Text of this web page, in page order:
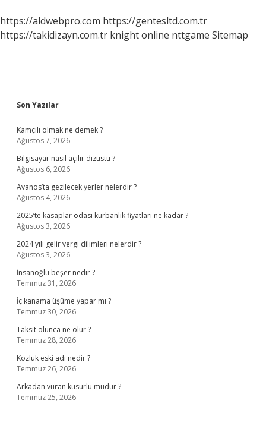
https://aldwebpro.com https://gentesltd.com.tr
https://takidizayn.com.tr knight online nttgame Sitemap
Sidebar
Son Yazılar
Kamçılı olmak ne demek ?
Ağustos 7, 2026
Bilgisayar nasıl açılır dizüstü ?
Ağustos 6, 2026
Avanos’ta gezilecek yerler nelerdir ?
Ağustos 4, 2026
2025’te kasaplar odası kurbanlık fiyatları ne kadar ?
Ağustos 3, 2026
2024 yılı gelir vergi dilimleri nelerdir ?
Ağustos 3, 2026
İnsanoğlu beşer nedir ?
Temmuz 31, 2026
İç kanama üşüme yapar mı ?
Temmuz 30, 2026
Taksit olunca ne olur ?
Temmuz 28, 2026
Kozluk eski adı nedir ?
Temmuz 26, 2026
Arkadan vuran kusurlu mudur ?
Temmuz 25, 2026